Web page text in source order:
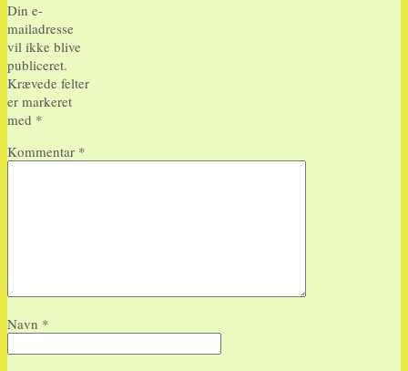
Din e-
mailadresse
vil ikke blive
publiceret.
Krævede felter
er markeret
med *
Kommentar *
Navn *